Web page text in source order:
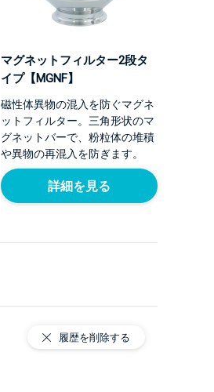
マグネットフィルター2段タ
イプ【MGNF】
磁性体異物の混入を防ぐマグネ
ットフィルター。三角形状のマ
グネットバーで、粉粒体の堆積
や異物の再混入を防ぎます。
詳細を見る
履歴を削除する